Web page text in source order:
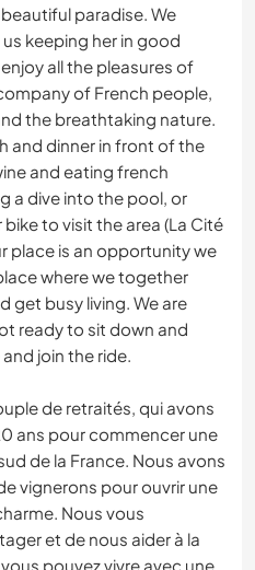
paradise. We
keeping her in good
all the pleasures of
of French people,
the breathtaking nature.
and dinner in front of the
and eating french
a dive into the pool, or
to visit the area (La Cité
place is an opportunity we
where we together
get busy living. We are
ready to sit down and
join the ride.
de retraités, qui avons
ans pour commencer une
de la France. Nous avons
vignerons pour ouvrir une
Nous vous
et de nous aider à la
pouvez vivre avec une